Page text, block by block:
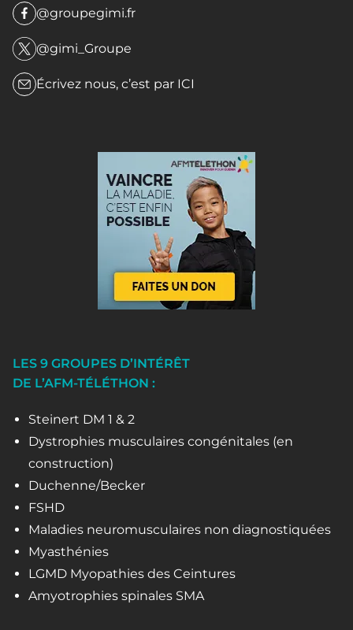
@groupegimi.fr
@gimi_Groupe
Écrivez nous, c’est par ICI
LES 9 GROUPES D’INTÉRÊT
DE L’AFM-TÉLÉTHON :
Steinert DM 1 & 2
Dystrophies musculaires congénitales (en
construction)
Duchenne/Becker
FSHD
Maladies neuromusculaires non diagnostiquées
Myasthénies
LGMD Myopathies des Ceintures
Amyotrophies spinales SMA